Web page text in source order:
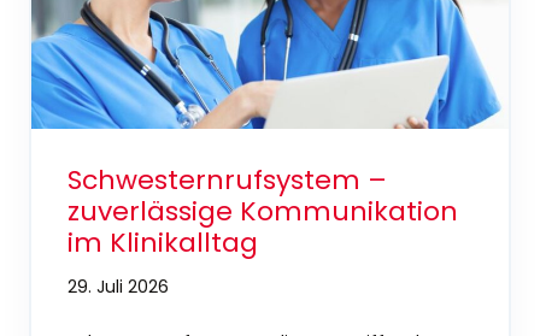
Schwesternrufsystem –
zuverlässige Kommunikation
im Klinikalltag
29. Juli 2026